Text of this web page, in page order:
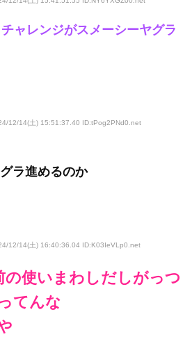
ャレンジがスメーシーヤグラ
12/14(土) 15:51:37.40 ID:tPog2PNd0 .net
ラ進めるのか
12/14(土) 16:40:36.04 ID:K03IeVLp0.net
の使いまわしだしがっつ
てんな